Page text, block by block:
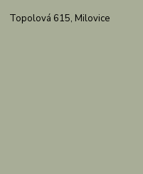
Topolová 615, Milovice